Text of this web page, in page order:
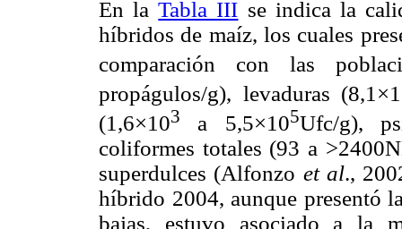
En laTabla III se indica la
híbridos de maíz, los cuales
comparación con las
propágulos/g), levaduras
(1,6×103 a 5,5×105Ufc/g),
coliformes totales (93 a
superdulces (Alfonzo et al.,
híbrido 2004, aunque presentó
bajas, estuvo asociado a la